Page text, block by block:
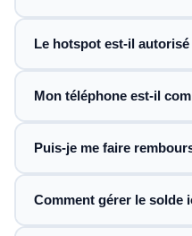
Le hotspot est-il autorisé
Mon téléphone est-il
Puis-je me faire
Comment gérer le solde